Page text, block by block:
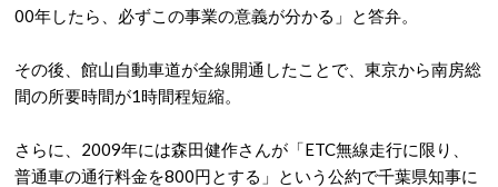
00年したら、必ずこの事業の意義が分かる」と答弁。
その後、館山自動車道が全線開通したことで、東京から南房総
間の所要時間が1時間程短縮。
さらに、2009年には森田健作さんが「ETC無線走行に限り、
普通車の通行料金を800円とする」という公約で千葉県知事に